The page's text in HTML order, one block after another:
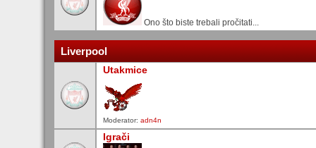
Ono što biste trebali pročitati...
Liverpool
Utakmice
Moderator: adn4n
Igrači